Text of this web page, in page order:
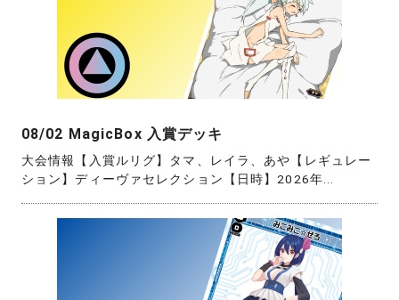
08/02 MagicBox 入賞デッキ
大会情報【入賞ルリグ】タマ、レイラ、あや【レギュレー
ション】ディーヴァセレクション【日時】2026年...